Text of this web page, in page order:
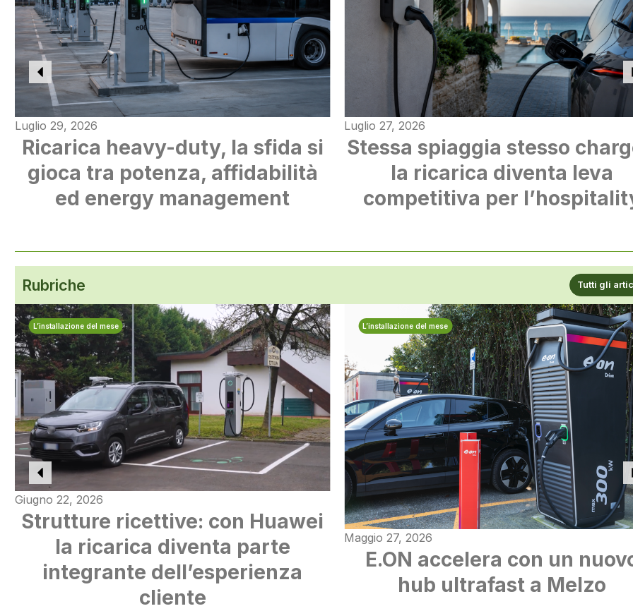
Luglio 29, 2026
Ricarica heavy-duty, la sfida si
gioca tra potenza, affidabilità
ed energy management
Luglio 27, 2026
Stessa spiaggia stesso
la ricarica diventa leva
competitiva per
Rubriche Tutti gli
L’installazione del mese
Giugno 22, 2026
Strutture ricettive: con Huawei
la ricarica diventa parte
integrante dell’esperienza
cliente
L’installazione del mese
Maggio 27, 2026
E.ON accelera con un
hub ultrafast a Melzo